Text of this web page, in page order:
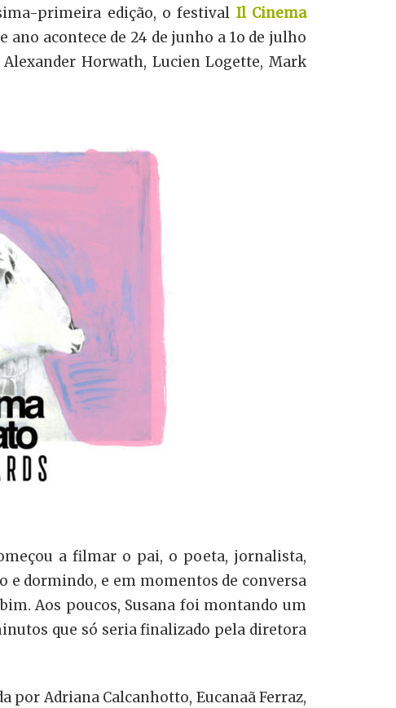
primeira edição, o festival Il Cinema
ano acontece de 24 de junho a 1o de julho
Horwath, Lucien Logette, Mark
a filmar o pai, o poeta, jornalista,
e dormindo, e em momentos de conversa
Aos poucos, Susana foi montando um
que só seria finalizado pela diretora
por Adriana Calcanhotto, Eucanaã Ferraz,